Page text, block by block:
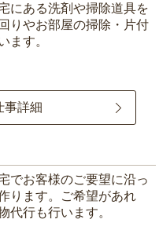
にある洗剤や掃除道具を
りやお部屋の掃除・片付
ます。
事詳細
でお客様のご要望に沿っ
ります。ご希望があれ
代行も行います。